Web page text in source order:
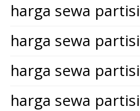
harga sewa
harga sewa
harga sewa
harga sewa